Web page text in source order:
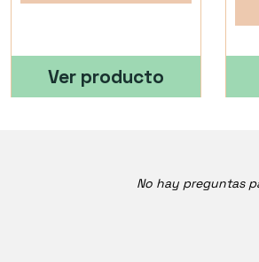
Ver producto
No hay preguntas